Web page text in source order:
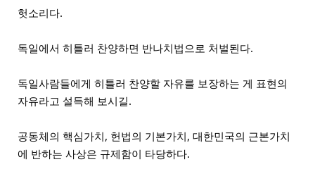
헛소리다.
독일에서 히틀러 찬양하면 반나치법으로 처벌된다.
독일사람들에게 히틀러 찬양할 자유를 보장하는 게 표현의
자유라고 설득해 보시길.
공동체의 핵심가치, 헌법의 기본가치, 대한민국의 근본가치
에 반하는 사상은 규제함이 타당하다.